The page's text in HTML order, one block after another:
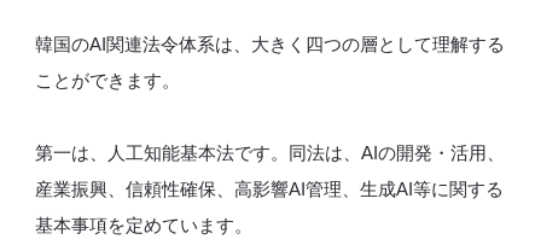
韓国のAI関連法令体系は、大きく四つの層として理解する
ことができます。
第一は、人工知能基本法です。同法は、AIの開発・活用、
産業振興、信頼性確保、高影響AI管理、生成AI等に関する
基本事項を定めています。